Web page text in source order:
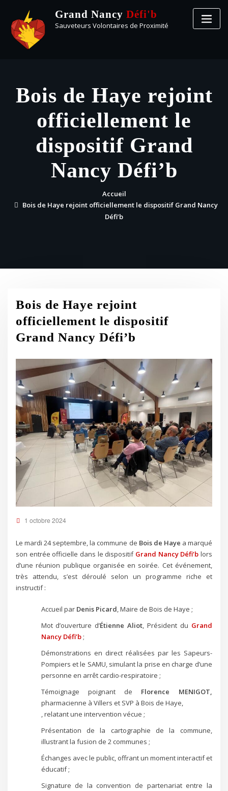
Grand Nancy Défi'b
Sauveteurs Volontaires de Proximité
Bois de Haye rejoint
officiellement le
dispositif Grand
Nancy Défi’b
Accueil
Bois de Haye rejoint officiellement le dispositif Grand Nancy
Défi’b
Bois de Haye rejoint
officiellement le dispositif
Grand Nancy Défi’b
1 octobre 2024
Le mardi 24 septembre, la commune de Bois de Haye a marqué
son entrée officielle dans le dispositif Grand Nancy Défi’b lors
d’une réunion publique organisée en soirée. Cet événement,
très attendu, s’est déroulé selon un programme riche et
instructif :
Accueil par Denis Picard, Maire de Bois de Haye ;
Mot d’ouverture d’Étienne Aliot, Président du Grand
Nancy Défi’b;
Démonstrations en direct réalisées par les Sapeurs-
Pompiers et le SAMU, simulant la prise en charge d’une
personne en arrêt cardio-respiratoire ;
Témoignage poignant de Florence MENIGOT,
pharmacienne à Villers et SVP à Bois de Haye,
, relatant une intervention vécue ;
Présentation de la cartographie de la commune,
illustrant la fusion de 2 communes ;
Échanges avec le public, offrant un moment interactif et
éducatif ;
Signature de la convention de partenariat entre la